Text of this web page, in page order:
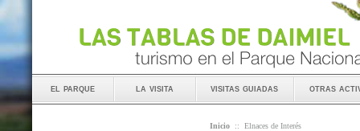
el parque la visita visitas guiadas otras
Inicio :: Elnaces de Interés